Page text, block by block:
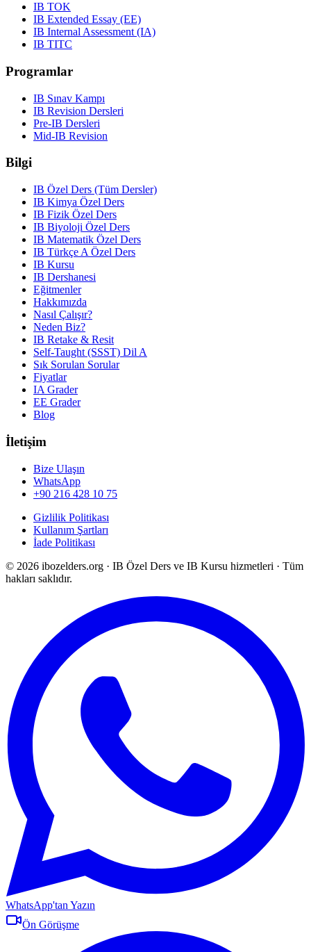
IB TOK
IB Extended Essay (EE)
IB Internal Assessment (IA)
IB TITC
Programlar
IB Sınav Kampı
IB Revision Dersleri
Pre-IB Dersleri
Mid-IB Revision
Bilgi
IB Özel Ders (Tüm Dersler)
IB Kimya Özel Ders
IB Fizik Özel Ders
IB Biyoloji Özel Ders
IB Matematik Özel Ders
IB Türkçe A Özel Ders
IB Kursu
IB Dershanesi
Eğitmenler
Hakkımızda
Nasıl Çalışır?
Neden Biz?
IB Retake & Resit
Self-Taught (SSST) Dil A
Sık Sorulan Sorular
Fiyatlar
IA Grader
EE Grader
Blog
İletişim
Bize Ulaşın
WhatsApp
+90 216 428 10 75
Gizlilik Politikası
Kullanım Şartları
İade Politikası
© 2026 ibozelders.org · IB Özel Ders ve IB Kursu hizmetleri · Tüm
hakları saklıdır.
WhatsApp'tan Yazın
Ön Görüşme